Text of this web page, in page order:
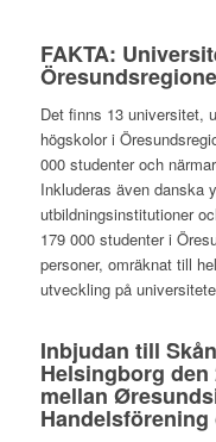
FAKTA:
Det finns 13 universitet,
högskolor i
000 studenter och
Inkluderas även danska
utbildningsinstitutioner
179 000 studenter i
personer, omräknat till
utveckling på
Inbjudan till
Helsingborg
mellan